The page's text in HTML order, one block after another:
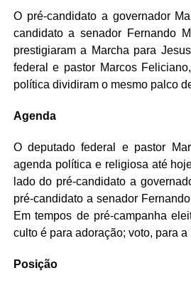
O pré-candidato a governador
candidato a senador Fernando
prestigiaram a Marcha para
federal e pastor Marcos
política dividiram o mesmo palco
Agenda
O deputado federal e pastor
agenda política e religiosa até
lado do pré-candidato a
pré-candidato a senador
Em tempos de pré-campanha
culto é para adoração; voto, para a
Posição